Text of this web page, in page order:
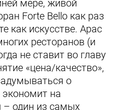
мере, живой
Forte Bello как раз
как искусстве. Арас
ресторанов (и
не ставит во главу
«цена/качество»,
о
на
– один из самых